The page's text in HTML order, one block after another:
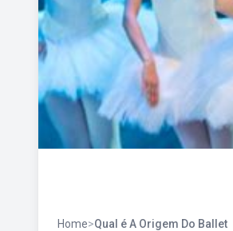
Home>Qual é A Origem Do Ballet